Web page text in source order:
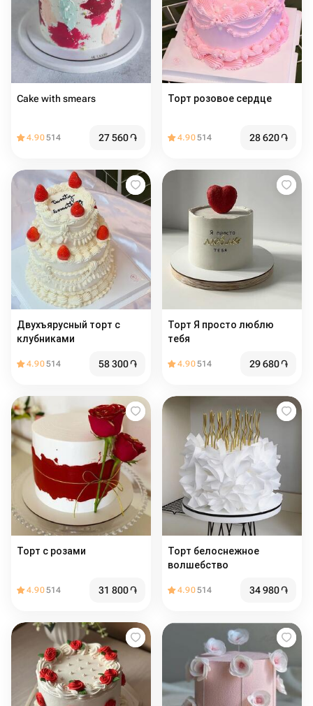
Cake with smears
4.90514 27 560֏
Торт розовое сердце
4.90514 28 620֏
Двухъярусный торт с
клубниками
4.90514 58 300֏
Торт Я просто люблю
тебя
4.90514 29 680֏
Торт с розами
4.90514 31 800֏
Торт белоснежное
волшебство
4.90514 34 980֏